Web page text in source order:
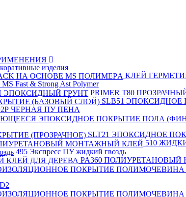
изделия
КЛЕЙ
MS Fast & Strong Ast Polymer
PRIMER Т80
SLB51
ЧЕРНАЯ ПУ ПЕНА
SLT21 ЭПОКСИДНОЕ
510
495 Экспресс ПУ жидкий гвоздь
PA360 ПОЛИУРЕТАНОВЫЙ